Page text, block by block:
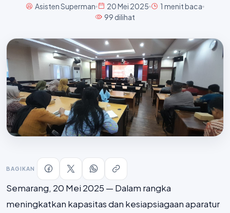
Asisten Superman 20 Mei 2025
1 menit baca
99 dilihat
BAGIKAN
Semarang, 20 Mei 2025 — Dalam rangka
meningkatkan kapasitas dan kesiapsiagaan aparatur